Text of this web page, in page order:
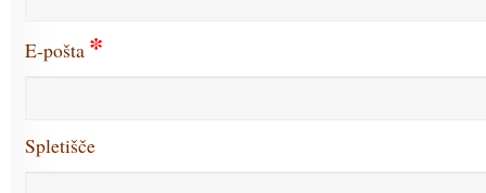
E-pošta *
Spletišče